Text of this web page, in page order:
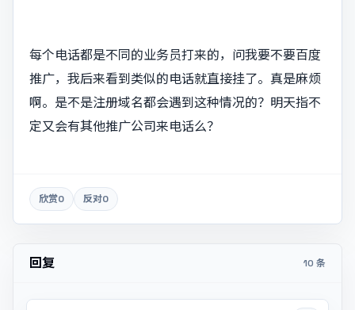
每个电话都是不同的业务员打来的，问我要不要百度
推广，我后来看到类似的电话就直接挂了。真是麻烦
啊。是不是注册域名都会遇到这种情况的？明天指不
定又会有其他推广公司来电话么？
欣赏0 反对0
回复 10 条